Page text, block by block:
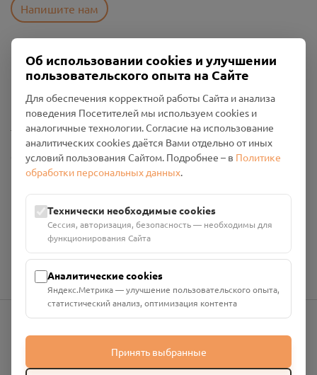
Напишите нам
Пользовательское соглашение
Политика конфиденциальности
Промо-материалы
Настройки cookies
Общество с ограниченной ответственностью «Смоленский
Проект Помним»
Юридический адрес: 216790, Смоленская область, р-н
Руднянский, г. Рудня, улица Западная, д. 26А, пом. 18
Номер счёта: 40702810901130004287 в АО "АЛЬФА-БАНК"
Кор. счёт: 30101810200000000593
info@pomnim.online
Об использовании cookies и улучшении
пользовательского опыта на Сайте
Для обеспечения корректной работы Сайта и анализа
поведения Посетителей мы используем cookies и
аналогичные технологии. Согласие на использование
аналитических cookies даётся Вами отдельно от иных
условий пользования Сайтом. Подробнее – в Политике
обработки персональных данных.
Технически необходимые cookies
Сессия, авторизация, безопасность — необходимы для
функционирования Сайта
Аналитические cookies
Яндекс.Метрика — улучшение пользовательского опыта,
статистический анализ, оптимизация контента
Принять выбранные